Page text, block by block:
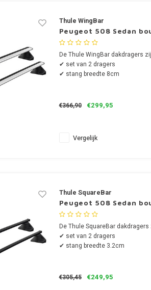
Thule WingBar
Peugeot 508 Sedan
De Thule WingBar dakdragers
✔ set van 2 dragers
✔ stang breedte 8cm
€366,90 €299,95
Vergelijk
Thule SquareBar
Peugeot 508 Sedan
De Thule SquareBar
✔ set van 2 dragers
✔ stang breedte 3.2cm
€305,45 €249,95